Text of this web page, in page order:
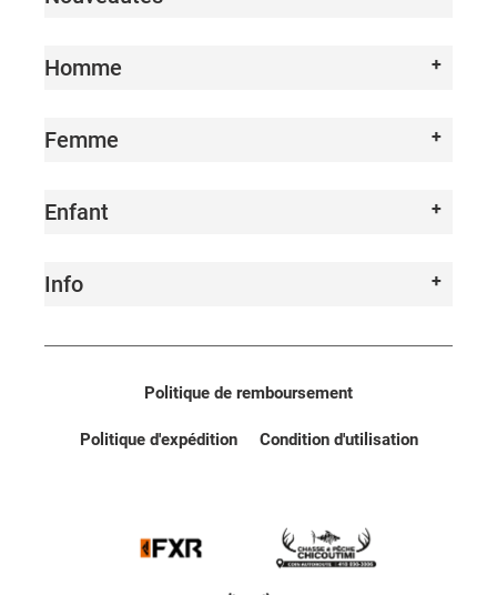
Homme
Femme
Enfant
Info
Politique de remboursement
Politique d'expédition Condition d'utilisation